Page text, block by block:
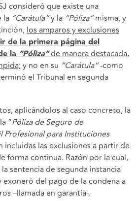
consideró que existe una
la “Carátula”y la “Póliza”misma, y
los amparos y exclusiones
de la primera página del
la “Póliza”de manera destacada,
y no en su “Carátula”-como
el Tribunal en segunda
aplicándolos al caso concreto, la
“Póliza de Seguro de
Profesional para Instituciones
incluidas las exclusiones a partir de
forma continua. Razón por la cual,
sentencia de segunda instancia
del pago de la condena a
–llamada en garantía-.